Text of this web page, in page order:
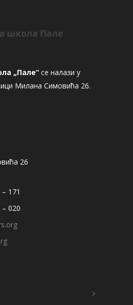
„Пале“ се налази у
Милана Симовића 26.
26
171
020